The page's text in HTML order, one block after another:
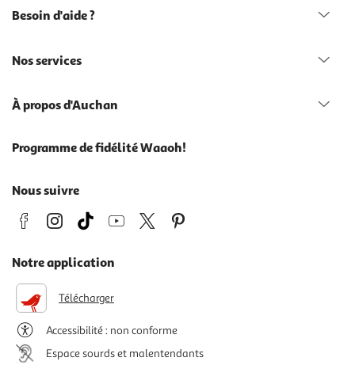
Besoin d'aide ?
Nos services
À propos d'Auchan
Programme de fidélité Waaoh!
Nous suivre
Notre application
Télécharger
Accessibilité : non conforme
Espace sourds et malentendants